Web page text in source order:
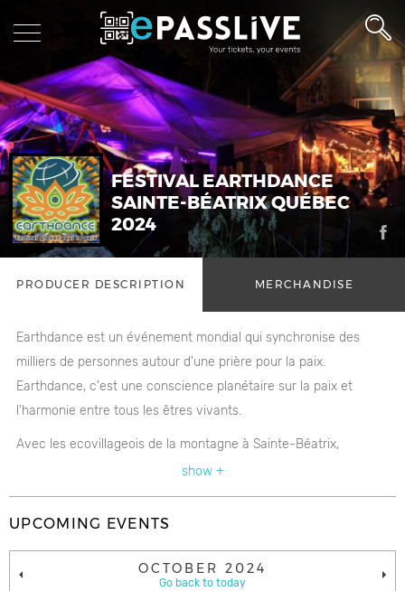
FESTIVAL EARTHDANCE
SAINTE-BÉATRIX QUÉBEC
2024
PRODUCER DESCRIPTION MERCHANDISE
Earthdance est un événement mondial qui synchronise des
milliers de personnes autour d'une prière pour la paix.
Earthdance, c'est une conscience planétaire sur la paix et
l'harmonie entre tous les êtres vivants.
Avec les ecovillageois de la montagne à Sainte-Béatrix,
Productions Lune Noire vous prépare un rassemblement familial
à la 'rainbow' ⋰☾✭ qui résonnera pour la Terre et la Paix dans
le monde. Préparez-vous pour une fin de semaine de camping
dans un espace libre d'expressions artistiques vivant et coloré!
show +
UPCOMING EVENTS
OCTOBER 2024
Go back to today